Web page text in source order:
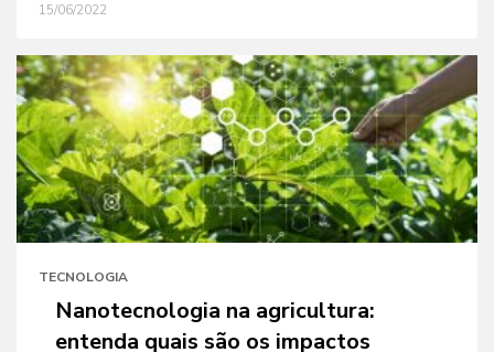
15/06/2022
TECNOLOGIA
Nanotecnologia na agricultura:
entenda quais são os impactos